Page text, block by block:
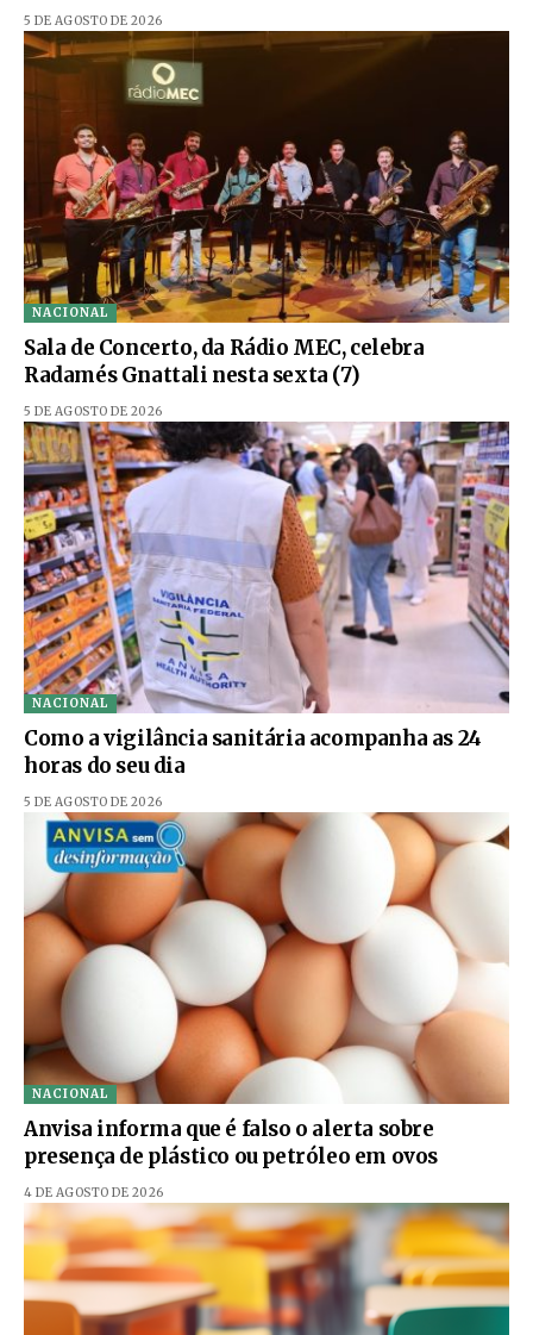
5 DE AGOSTO DE 2026
NACIONAL
Sala de Concerto, da Rádio MEC, celebra
Radamés Gnattali nesta sexta (7)
5 DE AGOSTO DE 2026
NACIONAL
Como a vigilância sanitária acompanha as 24
horas do seu dia
5 DE AGOSTO DE 2026
NACIONAL
Anvisa informa que é falso o alerta sobre
presença de plástico ou petróleo em ovos
4 DE AGOSTO DE 2026